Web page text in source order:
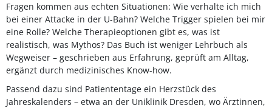
Fragen kommen aus echten Situationen: Wie verhalte ich mich
bei einer Attacke in der U-Bahn? Welche Trigger spielen bei mir
eine Rolle? Welche Therapieoptionen gibt es, was ist
realistisch, was Mythos? Das Buch ist weniger Lehrbuch als
Wegweiser – geschrieben aus Erfahrung, geprüft am Alltag,
ergänzt durch medizinisches Know-how.
Passend dazu sind Patiententage ein Herzstück des
Jahreskalenders – etwa an der Uniklinik Dresden, wo Ärztinnen,